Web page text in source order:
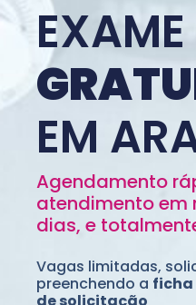
EM
Agendamento
atendimento em
dias, e
Vagas limitadas,
preenchendo a ficha